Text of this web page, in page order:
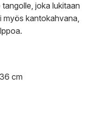
joka lukitaan
myös kantokahvana,
cm